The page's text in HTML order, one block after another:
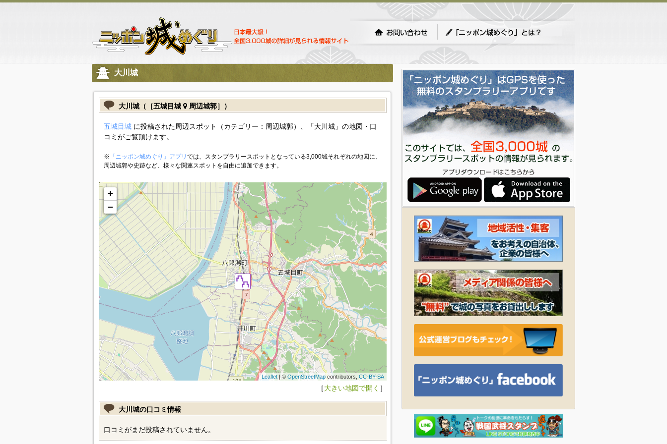
大川城
大川城（［五城目城 周辺城郭］）
五城目城に投稿された周辺スポット（カテゴリー：周辺城郭）、「大川城」の地図・口
コミがご覧頂けます。
※ 「ニッポン城めぐり」アプリ では、スタンプラリースポットとなっている3,000城それぞれの地図に、
周辺城郭や史跡など、様々な関連スポットを自由に追加できます。
+
−
Leaflet| © OpenStreetMapcontributors, CC-BY-SA
［大きい地図で開く ］
大川城の口コミ情報
口コミがまだ投稿されていません。